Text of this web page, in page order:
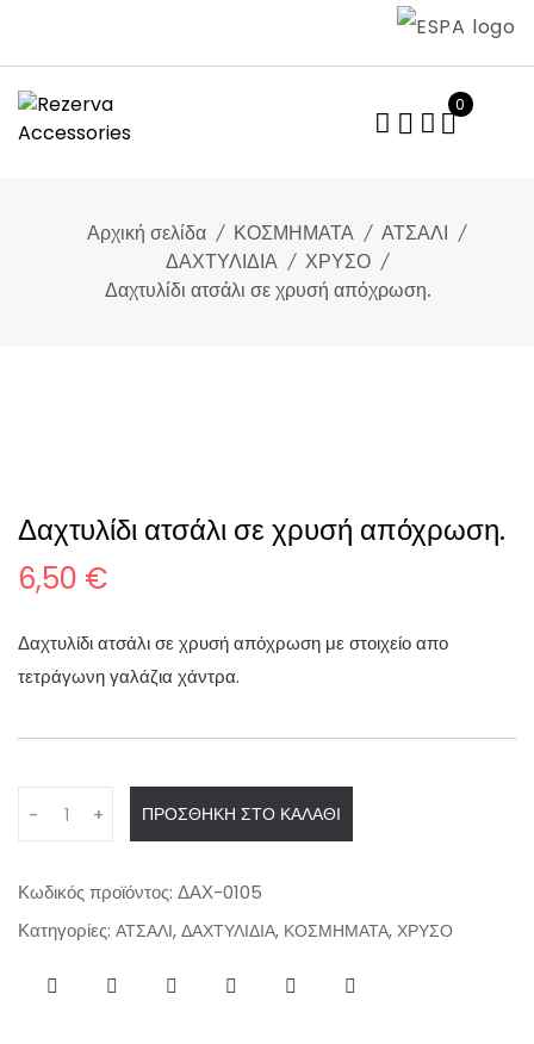
content
0
Αρχική σελίδα ΚΟΣΜΗΜΑΤΑ
ΑΤΣΑΛΙ
ΔΑΧΤΥΛΙΔΙΑ
ΧΡΥΣΟ
Δαχτυλίδι ατσάλι σε χρυσή απόχρωση.
Δαχτυλίδι ατσάλι σε χρυσή απόχρωση.
6,50 €
Δαχτυλίδι ατσάλι σε χρυσή απόχρωση με στοιχείο απο
τετράγωνη γαλάζια χάντρα.
n
i
- + ΠΡΟΣΘΉΚΗ ΣΤΟ ΚΑΛΆΘΙ
Κωδικός προϊόντος: ΔΑΧ-0105
Κατηγορίες: ΑΤΣΑΛΙ, ΔΑΧΤΥΛΙΔΙΑ, ΚΟΣΜΗΜΑΤΑ, ΧΡΥΣΟ